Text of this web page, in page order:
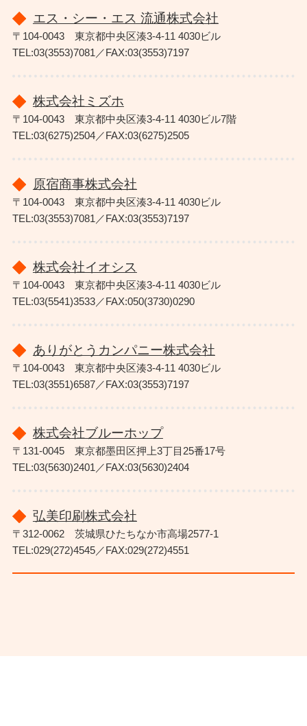
エス・シー・エス 流通株式会社
〒104-0043 東京都中央区湊3-4-11 4030ビル
TEL:03(3553)7081／FAX:03(3553)7197
株式会社ミズホ
〒104-0043 東京都中央区湊3-4-11 4030ビル7階
TEL:03(6275)2504／FAX:03(6275)2505
原宿商事株式会社
〒104-0043 東京都中央区湊3-4-11 4030ビル
TEL:03(3553)7081／FAX:03(3553)7197
株式会社イオシス
〒104-0043 東京都中央区湊3-4-11 4030ビル
TEL:03(5541)3533／FAX:050(3730)0290
ありがとうカンパニー株式会社
〒104-0043 東京都中央区湊3-4-11 4030ビル
TEL:03(3551)6587／FAX:03(3553)7197
株式会社ブルーホップ
〒131-0045 東京都墨田区押上3丁目25番17号
TEL:03(5630)2401／FAX:03(5630)2404
弘美印刷株式会社
〒312-0062 茨城県ひたちなか市高場2577-1
TEL:029(272)4545／FAX:029(272)4551